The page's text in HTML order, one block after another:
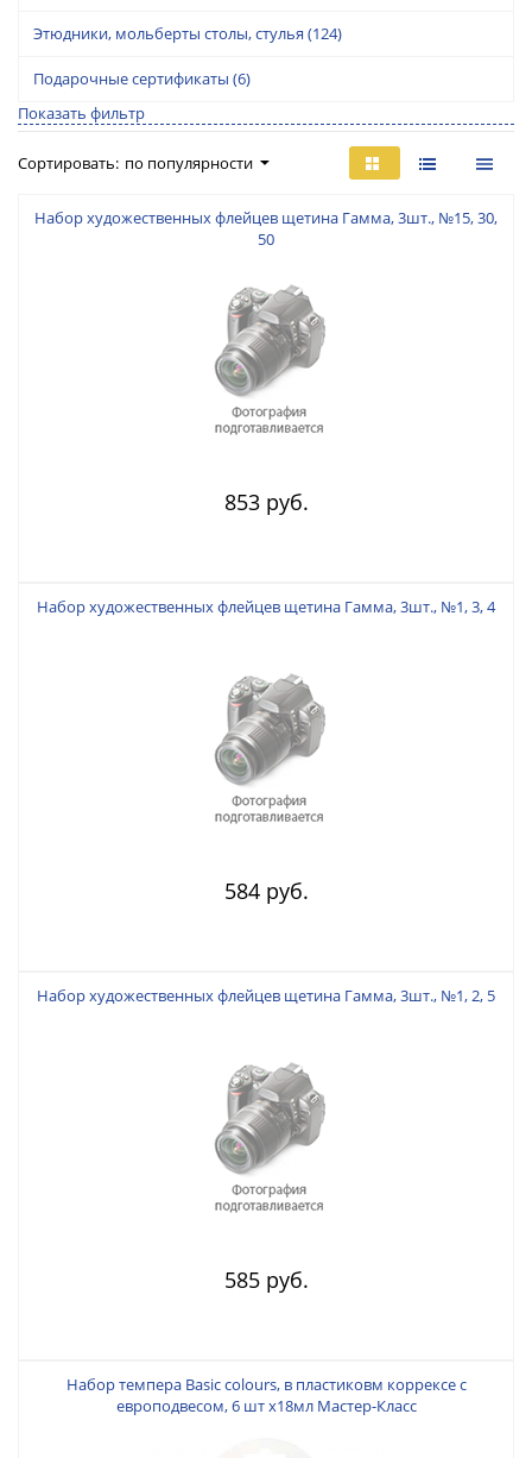
Этюдники, мольберты столы, стулья (124)
Подарочные сертификаты (6)
Показать фильтр
Сортировать: по популярности
Набор художественных флейцев щетина Гамма, 3шт., №15, 30,
50
853 руб.
Набор художественных флейцев щетина Гамма, 3шт., №1, 3, 4
584 руб.
Набор художественных флейцев щетина Гамма, 3шт., №1, 2, 5
585 руб.
Набор темпера Basic colours, в пластиковм коррексе с
европодвесом, 6 шт х18мл Мастер-Класс